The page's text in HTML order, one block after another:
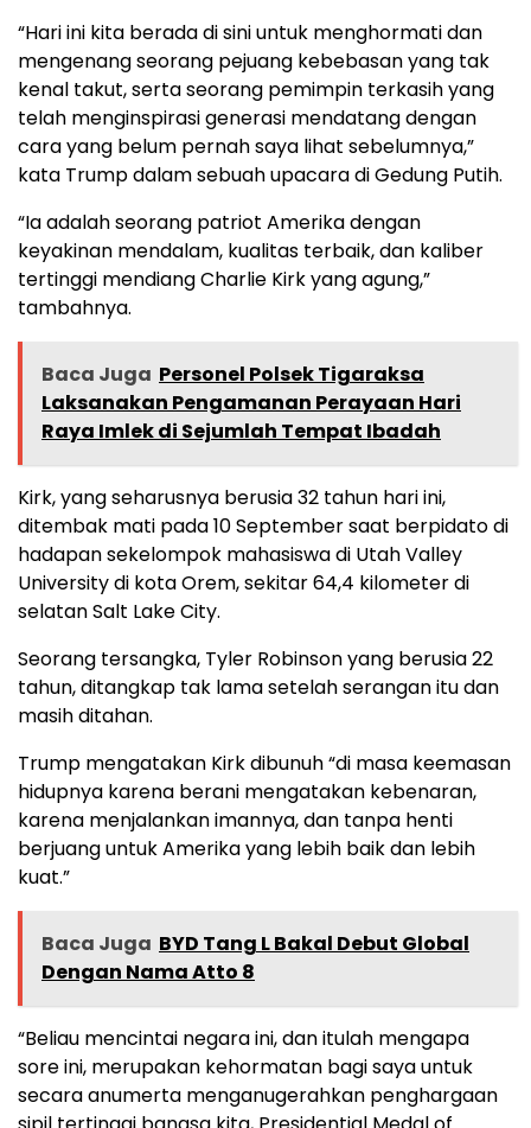
“Hari ini kita berada di sini untuk menghormati dan
mengenang seorang pejuang kebebasan yang tak
kenal takut, serta seorang pemimpin terkasih yang
telah menginspirasi generasi mendatang dengan
cara yang belum pernah saya lihat sebelumnya,”
kata Trump dalam sebuah upacara di Gedung Putih.
“Ia adalah seorang patriot Amerika dengan
keyakinan mendalam, kualitas terbaik, dan kaliber
tertinggi mendiang Charlie Kirk yang agung,”
tambahnya.
Baca Juga Personel Polsek Tigaraksa
Laksanakan Pengamanan Perayaan Hari
Raya Imlek di Sejumlah Tempat Ibadah
Kirk, yang seharusnya berusia 32 tahun hari ini,
ditembak mati pada 10 September saat berpidato di
hadapan sekelompok mahasiswa di Utah Valley
University di kota Orem, sekitar 64,4 kilometer di
selatan Salt Lake City.
Seorang tersangka, Tyler Robinson yang berusia 22
tahun, ditangkap tak lama setelah serangan itu dan
masih ditahan.
Trump mengatakan Kirk dibunuh “di masa keemasan
hidupnya karena berani mengatakan kebenaran,
karena menjalankan imannya, dan tanpa henti
berjuang untuk Amerika yang lebih baik dan lebih
kuat.”
Baca Juga BYD Tang L Bakal Debut Global
Dengan Nama Atto 8
“Beliau mencintai negara ini, dan itulah mengapa
sore ini, merupakan kehormatan bagi saya untuk
secara anumerta menganugerahkan penghargaan